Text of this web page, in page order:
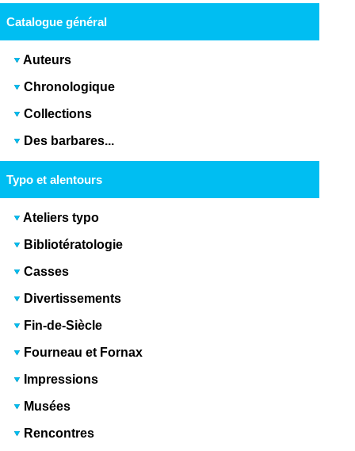
Catalogue général
Auteurs
Chronologique
Collections
Des barbares...
Typo et alentours
Ateliers typo
Bibliotératologie
Casses
Divertissements
Fin-de-Siècle
Fourneau et Fornax
Impressions
Musées
Rencontres